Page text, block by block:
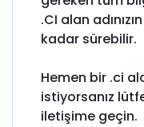
.CI alan
kadar sürebilir.
Hemen bir .ci
istiyorsanız
iletişime geçin.